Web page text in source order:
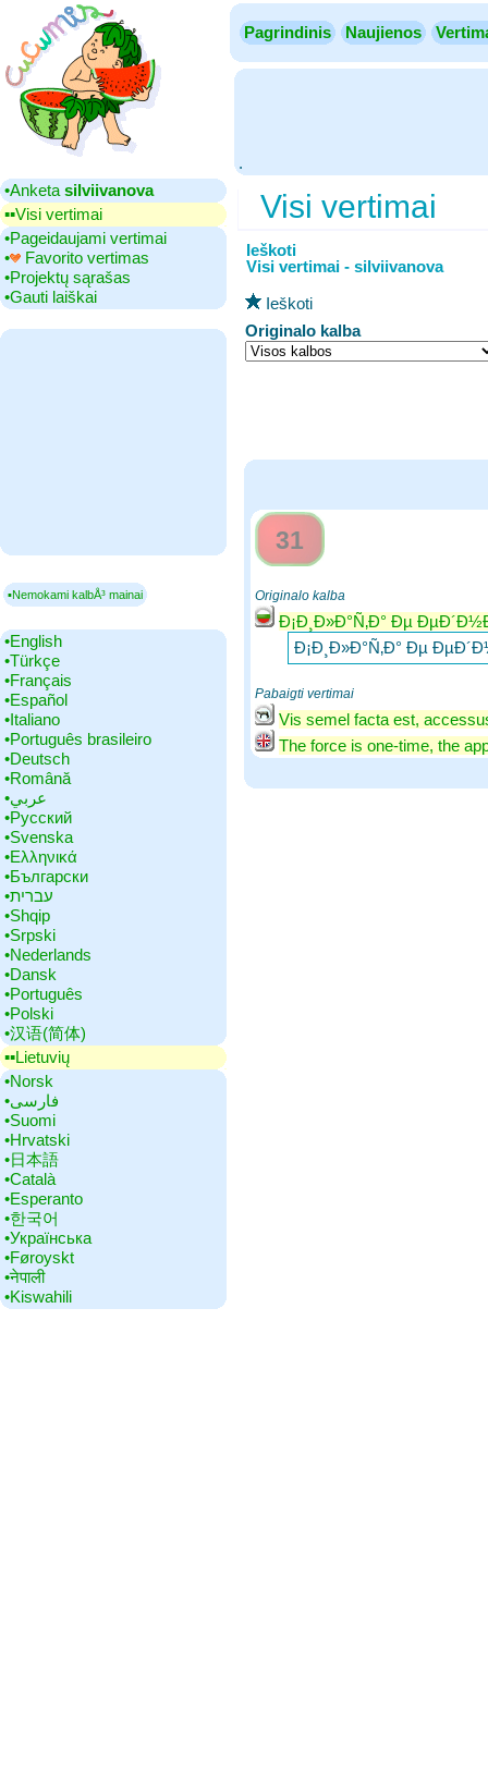
Pagrindinis Naujienos
.
•‎Anketa silviivanova
▪▪‎Visi vertimai
•‎Pageidaujami vertimai
•‎
Favorito vertimas
•‎Projektų sąrašas
•‎Gauti laiškai
▪Nemokami kalbÅ³ mainai
•‎English
•‎Türkçe
•‎Français
•‎Español
•‎Italiano
•‎Português brasileiro
•‎Deutsch
•‎Română
•‎عربي
•‎Русский
•‎Svenska
•‎Ελληνικά
•‎Български
•‎עברית
•‎Shqip
•‎Srpski
•‎Nederlands
•‎Dansk
•‎Português
•‎Polski
•‎汉语(简体)
▪▪‎Lietuvių
•‎Norsk
•‎فارسی
•‎Suomi
•‎Hrvatski
•‎日本語
•‎Català
•‎Esperanto
•‎한국어
•‎Українська
•‎Føroyskt
•‎नेपाली
•‎Kiswahili
Visi vertimai
Ieškoti
Visi vertimai - silviivanova
Ieškoti
Originalo kalba
31
Originalo kalba
Ð¡Ð¸Ð»Ð°Ñ‚Ð° Ðµ
Ð¡Ð¸Ð»Ð°Ñ‚Ð° Ðµ
Pabaigti vertimai
Vis semel facta est,
The force is one-time, the